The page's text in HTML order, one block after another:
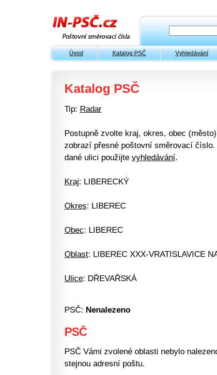
Úvod Katalog PSČ Vyhledávání
Katalog PSČ
Tip: Radar
Postupně zvolte kraj, okres, obec
zobrazí přesné poštovní směrovací
dané ulici použijte vyhledávání.
Kraj: LIBERECKÝ
Okres: LIBEREC
Obec: LIBEREC
Oblast: LIBEREC XXX-VRATISLAVICE
Ulice: DŘEVAŘSKÁ
PSČ: Nenalezeno
PSČ
PSČ Vámi zvolené oblasti nebylo
stejnou adresní poštu.